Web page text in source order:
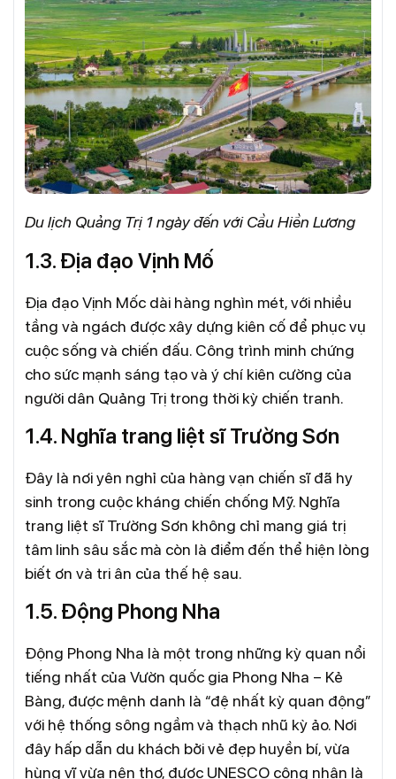
Du lịch Quảng Trị 1 ngày đến với Cầu Hiền Lương
1.3. Địa đạo Vịnh Mố
Địa đạo Vịnh Mốc dài hàng nghìn mét, với nhiều
tầng và ngách được xây dựng kiên cố để phục vụ
cuộc sống và chiến đấu. Công trình minh chứng
cho sức mạnh sáng tạo và ý chí kiên cường của
người dân Quảng Trị trong thời kỳ chiến tranh.
1.4. Nghĩa trang liệt sĩ Trường Sơn
Đây là nơi yên nghỉ của hàng vạn chiến sĩ đã hy
sinh trong cuộc kháng chiến chống Mỹ. Nghĩa
trang liệt sĩ Trường Sơn không chỉ mang giá trị
tâm linh sâu sắc mà còn là điểm đến thể hiện lòng
biết ơn và tri ân của thế hệ sau.
1.5. Động Phong Nha
Động Phong Nha là một trong những kỳ quan nổi
tiếng nhất của Vườn quốc gia Phong Nha – Kẻ
Bàng, được mệnh danh là “đệ nhất kỳ quan động”
với hệ thống sông ngầm và thạch nhũ kỳ ảo. Nơi
đây hấp dẫn du khách bởi vẻ đẹp huyền bí, vừa
hùng vĩ vừa nên thơ, được UNESCO công nhận là